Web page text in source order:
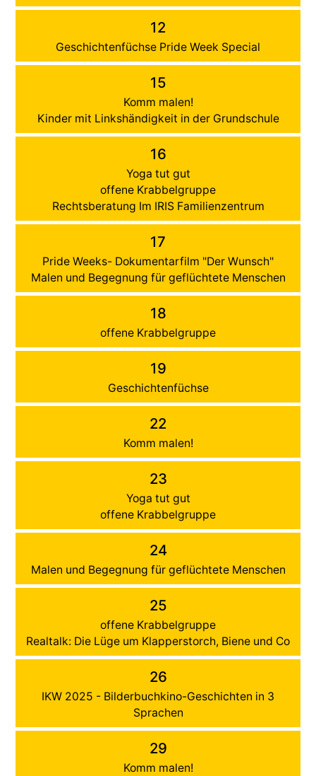
12
Geschichtenfüchse Pride Week Special
15
Komm malen!
Kinder mit Linkshändigkeit in der Grundschule
16
Yoga tut gut
offene Krabbelgruppe
Rechtsberatung Im IRIS Familienzentrum
17
Pride Weeks- Dokumentarfilm "Der Wunsch"
Malen und Begegnung für geflüchtete Menschen
18
offene Krabbelgruppe
19
Geschichtenfüchse
22
Komm malen!
23
Yoga tut gut
offene Krabbelgruppe
24
Malen und Begegnung für geflüchtete Menschen
25
offene Krabbelgruppe
Realtalk: Die Lüge um Klapperstorch, Biene und Co
26
IKW 2025 - Bilderbuchkino-Geschichten in 3
Sprachen
29
Komm malen!